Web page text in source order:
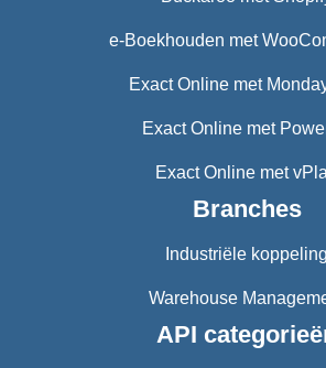
e-Boekhouden met
Exact Online met
Exact Online met
Exact Online met
Branches
Industriële koppeling
Warehouse
API